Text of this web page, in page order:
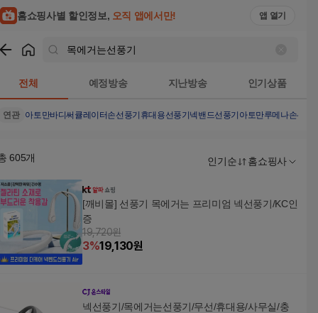
홈쇼핑사별 할인정보, 오직 앱에서만! 앱 열기
전체 예정방송 지난방송 인기상품
연관 아토만바디써큘레이터손선풍기휴대용선풍기 넥밴드선풍기 아토만루메나손선풍
605개 인기순 홈쇼핑사
[깨비몰] 선풍기 목에거는 프리미엄 넥선풍기/KC인
증
19,720원
3%19,130원
넥선풍기/목에거는선풍기/무선/휴대용/사무실/충